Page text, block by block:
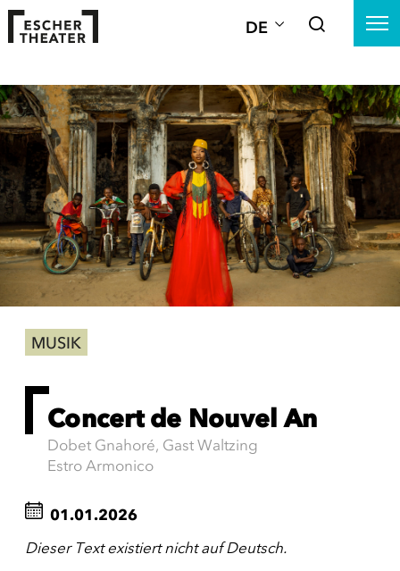
DE
MUSIK
Concert de Nouvel An
Dobet Gnahoré, Gast Waltzing
Estro Armonico
01.01.2026
Dieser Text existiert nicht auf Deutsch.